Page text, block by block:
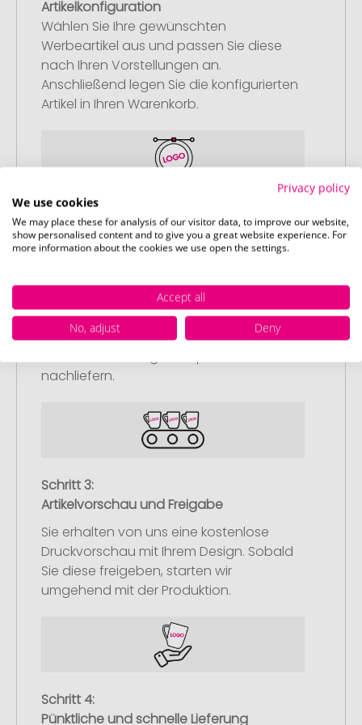
Artikelkonfiguration
Wählen Sie Ihre gewünschten
Werbeartikel aus und passen Sie diese
nach Ihren Vorstellungen an.
Anschließend legen Sie die konfigurierten
Artikel in Ihren Warenkorb.
Schritt 2:
Upload Ihres Logos oder Motivs
oder Motiv hoch und schließen Sie Ihre
Bestellung ab. Falls Sie gerade keine
passende Datei zur Verfügung haben,
nachliefern.
Schritt 3:
Artikelvorschau und Freigabe
Sie erhalten von uns eine kostenlose
Druckvorschau mit Ihrem Design. Sobald
Sie diese freigeben, starten wir
umgehend mit der Produktion.
Schritt 4:
Pünktliche und schnelle Lieferung
Privacy policy
We use cookies
We may place these for analysis of our visitor data, to improve our website,
show personalised content and to give you a great website experience. For
more information about the cookies we use open the settings.
Accept all
No, adjust
Deny